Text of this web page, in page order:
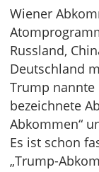
Wiener
Russland,
Deutschland
Trump nannte
bezeichnete
Abkommen“
Es ist schon
„Trump-